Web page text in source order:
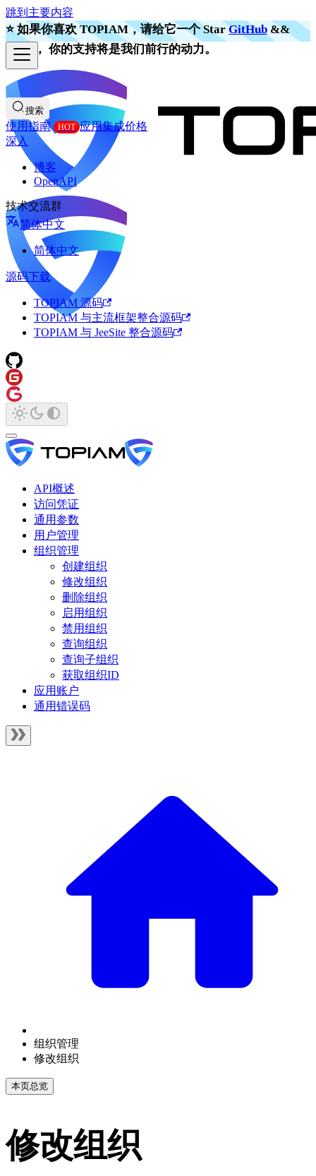
跳到主要内容
⭐️ 如果你喜欢 TOPIAM，请给它一个 StarGitHub &&
Gitee
， 你的支持将是我们前行的动力。
搜索
使用指南 应用集成价格
深入
博客
OpenAPI
技术交流群
简体中文
简体中文
源码下载
TOPIAM 源码
TOPIAM 与主流框架整合源码
TOPIAM 与 JeeSite 整合源码
API概述
访问凭证
通用参数
用户管理
组织管理
创建组织
修改组织
删除组织
启用组织
禁用组织
查询组织
查询子组织
获取组织ID
应用账户
通用错误码
组织管理
修改组织
本页总览
修改组织